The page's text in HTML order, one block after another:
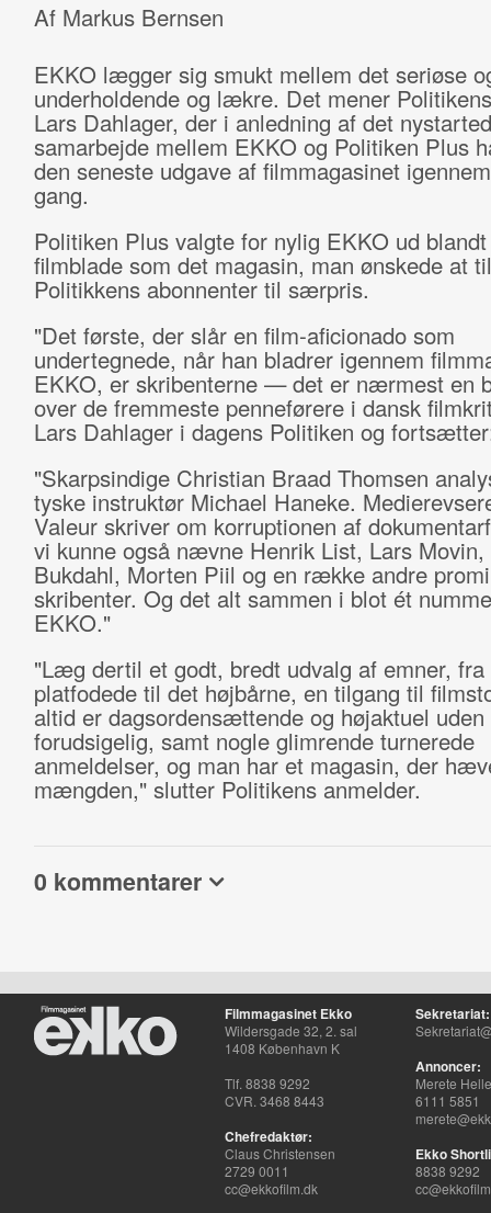
Af Markus Bernsen
EKKO lægger sig smukt mellem det seriøse
underholdende og lækre. Det mener
Lars Dahlager, der i anledning af det
samarbejde mellem EKKO og Politiken Plus
den seneste udgave af filmmagasinet
gang.
Politiken Plus valgte for nylig EKKO ud
filmblade som det magasin, man ønskede at
Politikkens abonnenter til særpris.
"Det første, der slår en film-aficionado som
undertegnede, når han bladrer igennem
EKKO, er skribenterne — det er nærmest en
over de fremmeste penneførere i dansk
Lars Dahlager i dagens Politiken og
"Skarpsindige Christian Braad Thomsen
tyske instruktør Michael Haneke.
Valeur skriver om korruptionen af
vi kunne også nævne Henrik List, Lars Movin,
Bukdahl, Morten Piil og en række andre
skribenter. Og det alt sammen i blot ét
EKKO."
"Læg dertil et godt, bredt udvalg af emner, fra
platfodede til det højbårne, en tilgang til
altid er dagsordensættende og højaktuel
forudsigelig, samt nogle glimrende turnerede
anmeldelser, og man har et magasin, der
mængden," slutter Politikens anmelder.
0 kommentarer
Filmmagasinet Ekko
Wildersgade 32, 2. sal
1408 København K
Tlf. 8838 9292
CVR. 3468 8443
Chefredaktør:
Claus Christensen
2729 0011
cc@ekkofilm.dk
Sekretariat:
Annoncer:
Merete
6111 5851
Ekko
8838 9292